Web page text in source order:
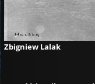
Zbigniew Lalak